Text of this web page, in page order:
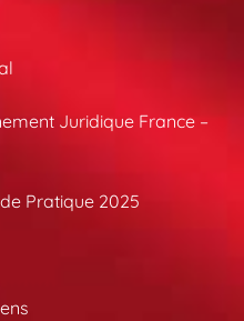
Juridique France –
Pratique 2025